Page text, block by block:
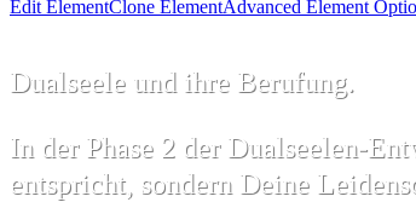
Edit ElementClone ElementAdvanced Element
Dualseele und ihre Berufung.
In der Phase 2 der Dualseelen-
entspricht, sondern Deine